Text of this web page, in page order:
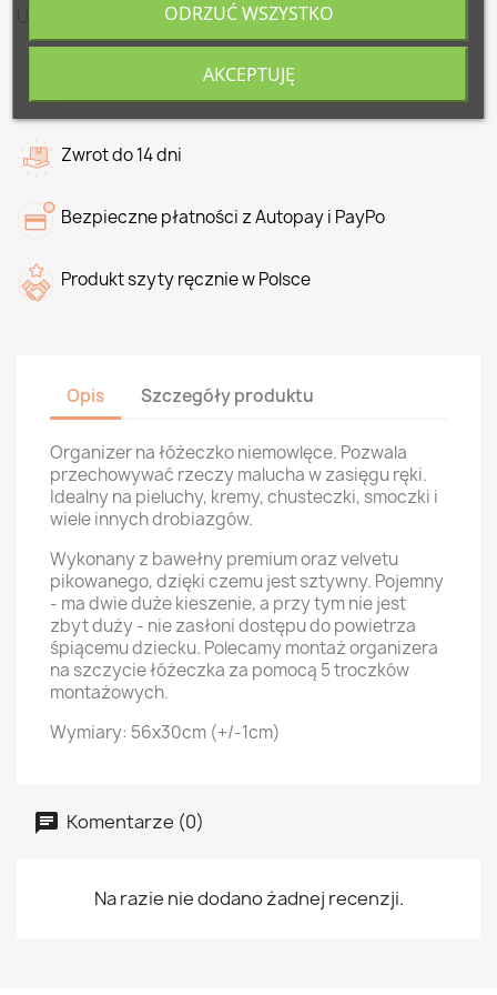
Darmowa dostawa od 500 zł
Zwrot do 14 dni
Bezpieczne płatności z Autopay i PayPo
Produkt szyty ręcznie w Polsce
Opis Szczegóły produktu
Organizer na łóżeczko niemowlęce. Pozwala
przechowywać rzeczy malucha w zasięgu ręki.
Idealny na pieluchy, kremy, chusteczki, smoczki i
wiele innych drobiazgów.
Wykonany z bawełny premium oraz velvetu
pikowanego, dzięki czemu jest sztywny. Pojemny
- ma dwie duże kieszenie, a przy tym nie jest
zbyt duży - nie zasłoni dostępu do powietrza
śpiącemu dziecku. Polecamy montaż organizera
na szczycie łóżeczka za pomocą 5 troczków
montażowych.
Wymiary: 56x30cm (+/-1cm)
Komentarze (0)
Na razie nie dodano żadnej recenzji.
ODRZUĆ WSZYSTKO
AKCEPTUJĘ